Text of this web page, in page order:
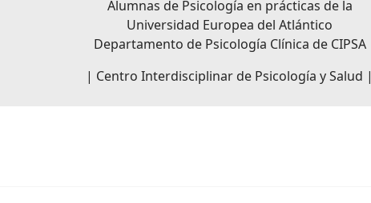
Alumnas de Psicología en prácticas de la
Universidad Europea del Atlántico
Departamento de Psicología Clínica de CIPSA
| Centro Interdisciplinar de Psicología y Salud |